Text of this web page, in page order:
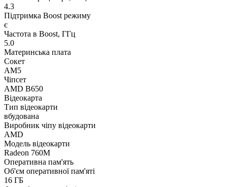
4.3
Підтримка Boost режиму
є
Частота в Boost, ГГц
5.0
Материнська плата
Сокет
AM5
Чіпсет
AMD B650
Відеокарта
Тип відеокарти
вбудована
Виробник чіпу відеокарти
AMD
Модель відеокарти
Radeon 760M
Оперативна пам'ять
Об'єм оперативної пам'яті
16 ГБ